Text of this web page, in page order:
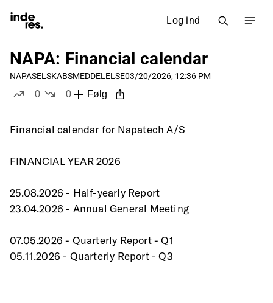
Log ind
NAPA: Financial calendar
NAPASELSKABSMEDDELELSE03/20/2026, 12:36 PM
0
0
Følg
Financial calendar for Napatech A/S
FINANCIAL YEAR 2026
25.08.2026 - Half-yearly Report
23.04.2026 - Annual General Meeting
07.05.2026 - Quarterly Report - Q1
05.11.2026 - Quarterly Report - Q3